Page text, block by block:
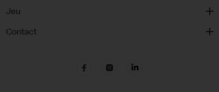
Jeu
Contact